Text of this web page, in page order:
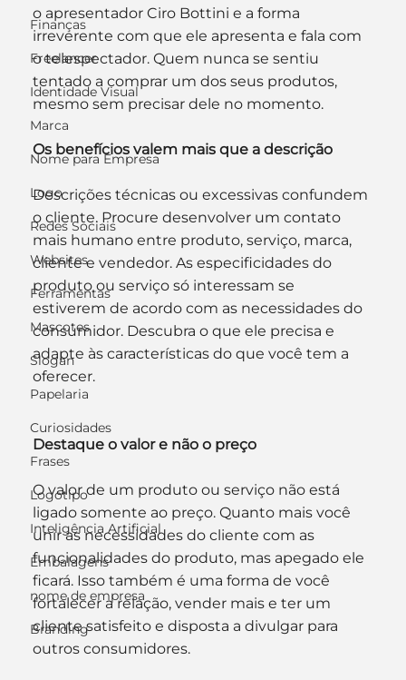
Finanças
Freelancer
Identidade Visual
Marca
Nome para Empresa
Logo
Redes Sociais
Websites
Ferramentas
Mascotes
Slogan
Papelaria
Curiosidades
Frases
Logotipo
Inteligência Artificial
Embalagens
nome de empresa
Branding
o apresentador Ciro Bottini e a forma
irreverente com que ele apresenta e fala com
o telespectador. Quem nunca se sentiu
tentado a comprar um dos seus produtos,
mesmo sem precisar dele no momento.
Os benefícios valem mais que a descrição
Descrições técnicas ou excessivas confundem
o cliente. Procure desenvolver um contato
mais humano entre produto, serviço, marca,
cliente e vendedor. As especificidades do
produto ou serviço só interessam se
estiverem de acordo com as necessidades do
consumidor. Descubra o que ele precisa e
adapte às características do que você tem a
oferecer.
Destaque o valor e não o preço
O valor de um produto ou serviço não está
ligado somente ao preço. Quanto mais você
unir as necessidades do cliente com as
funcionalidades do produto, mas apegado ele
ficará. Isso também é uma forma de você
fortalecer a relação, vender mais e ter um
cliente satisfeito e disposta a divulgar para
outros consumidores.